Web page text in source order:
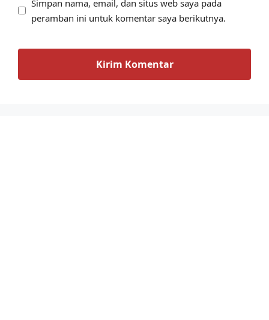
Simpan nama, email, dan situs web saya pada
peramban ini untuk komentar saya berikutnya.